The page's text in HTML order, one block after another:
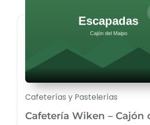
Cafeterías y Pastelerías
Cafetería Wiken – Cajón